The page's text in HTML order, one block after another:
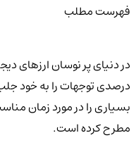
فهرست مطلب
در دنیای پر نوسان ارزهای
درصدی توجهات را به خود
بسیاری را در مورد زمان
مطرح کرده است.